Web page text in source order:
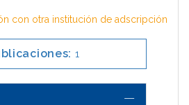
con otra institución de adscripción
1